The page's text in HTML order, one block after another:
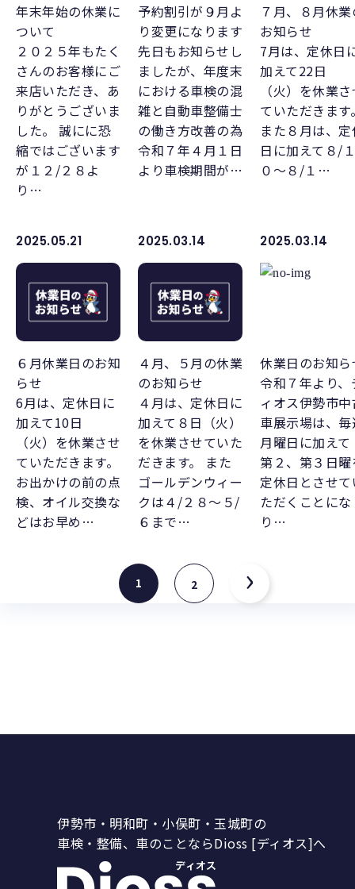
年末年始の休業に
ついて
２０２５年もたく
さんのお客様にご
来店いただき、あ
りがとうございま
した。 誠にに恐
縮ではございます
が１２/２８よ
り…
予約割引が９月よ
り変更になります
先日もお知らせし
ましたが、年度末
における車検の混
雑と自動車整備士
の働き方改善の為
令和７年４月１日
より車検期間が…
７月、８月休業
お知らせ
7月は、定休日
加えて22日
（火）を休業
ていただきます。
また８月は、定
日に加えて８/１
０～８/１…
2025.05.21
６月休業日のお知
らせ
6月は、定休日に
加えて10日
（火）を休業させ
ていただきます。
お出かけの前の点
検、オイル交換な
どはお早め…
2025.03.14
４月、５月の休業
のお知らせ
４月は、定休日に
加えて８日（火）
を休業させていた
だきます。 また
ゴールデンウィー
クは４/２８～５/
６まで…
2025.03.14
休業日のお知ら
令和７年より、
ィオス伊勢市中
車展示場は、毎
月曜日に加えて
第２、第３日曜
定休日とさせて
ただくことにな
り…
1 2 ›
伊勢市・明和町・小俣町・玉城町の
車検・整備、車のことならDioss [ディオス]へ